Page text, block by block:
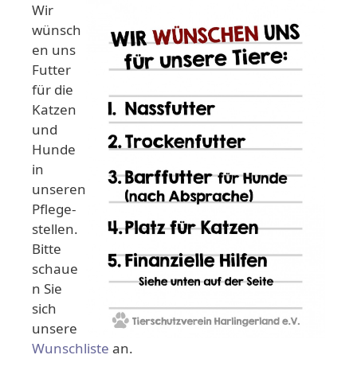
Wir
wünsch
en uns
Futter
für die
Katzen
und
Hunde
in
unseren
Pflege-
stellen.
Bitte
schaue
n Sie
sich
unsere
Wunschliste an.